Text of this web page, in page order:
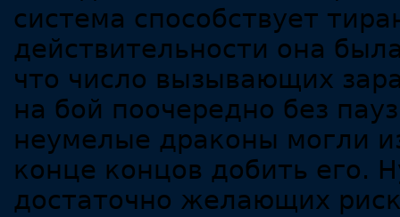
система способствует
действительности она
что число вызывающих
на бой поочередно без
неумелые драконы могли
конце концов добить его.
достаточно желающих